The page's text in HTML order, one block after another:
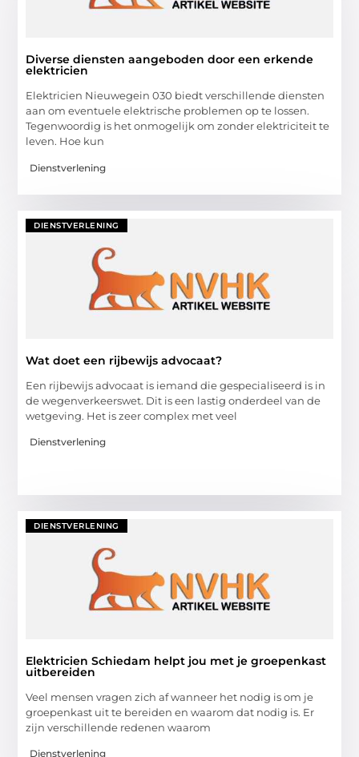
Diverse diensten aangeboden door een erkende
elektricien
Elektricien Nieuwegein 030 biedt verschillende diensten
aan om eventuele elektrische problemen op te lossen.
Tegenwoordig is het onmogelijk om zonder elektriciteit te
leven. Hoe kun
Dienstverlening
DIENSTVERLENING
Wat doet een rijbewijs advocaat?
Een rijbewijs advocaat is iemand die gespecialiseerd is in
de wegenverkeerswet. Dit is een lastig onderdeel van de
wetgeving. Het is zeer complex met veel
Dienstverlening
DIENSTVERLENING
Elektricien Schiedam helpt jou met je groepenkast
uitbereiden
Veel mensen vragen zich af wanneer het nodig is om je
groepenkast uit te bereiden en waarom dat nodig is. Er
zijn verschillende redenen waarom
Dienstverlening